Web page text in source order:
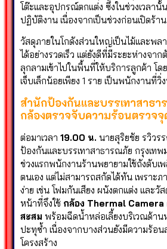
โต๊ะและอุปกรณ์ตกแต่ง ซึ่งในช่วงเวลานั้
ปฏิบัติงาน เนื่องจากเป็นช่วงก่อนเปิดร้าน
วัสดุภายในโกดังส่วนใหญ่เป็นไม้และพล
ได้อย่างรวดเร็ว แต่ยังดีที่มีระยะห่างจา
ลุกลามเข้าไปในพื้นที่ให้บริการลูกค้า โด
เจ็บเล็กน้อยเพียง 1 ราย เป็นพนักงานที่
สำนักป้องกันและบรรเทาสาธ
กล้องตรวจจับความร้อนตรวจจุ
ต่อมาเวลา 19.00 น. นายสุริยชัย รวิวร
ป้องกันและบรรเทาสาธารณภัย กรุงเทพ
ช่วงแรกพนักงานร้านพยายามใช้ถังดับเ
ตนเอง แต่ไม่สามารถสกัดได้ทัน เพราะภ
ง่าย เช่น โฟมกันเสียง ผนังตกแต่ง และวั
หน้าที่จึงใช้ กล้อง Thermal
สะสม พร้อมฉีดน้ำหล่อเลี้ยงบริเวณด้าน
ปะทุซ้ำ เนื่องจากบางส่วนยังมีความร้อ
โครงสร้าง